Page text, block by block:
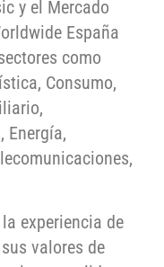
y el Mercado
España
como
Consumo,
Energía,
experiencia de
valores de